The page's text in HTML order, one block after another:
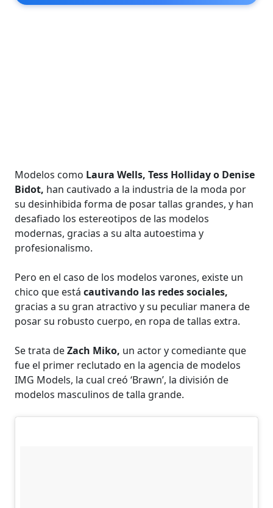
Modelos como Laura Wells, Tess Holliday o Denise
Bidot, han cautivado a la industria de la moda por
su desinhibida forma de posar tallas grandes, y han
desafiado los estereotipos de las modelos
modernas, gracias a su alta autoestima y
profesionalismo.
Pero en el caso de los modelos varones, existe un
chico que estácautivando las redes sociales,
gracias a su gran atractivo y su peculiar manera de
posar su robusto cuerpo, en ropa de tallas extra.
Se trata deZach Miko, un actor y comediante que
fue el primer reclutado en la agencia de modelos
IMG Models, la cual creó ‘Brawn’, la división de
modelos masculinos de talla grande.